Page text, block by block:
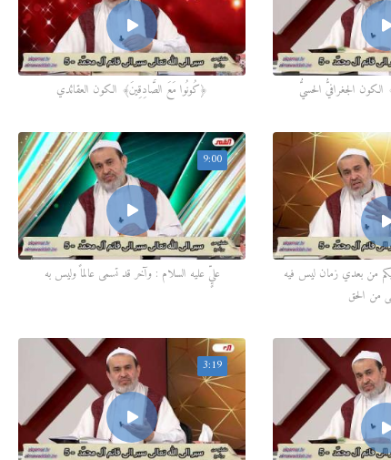
الجغرافيُّ الحسيُّ ﴿كُونُوا مَعَ الصَّادِقِينَ﴾ الكون العقائدي
من بعدي زمان ليس فيه
من الحق
9:00
عليٍّ عليه السلام : وآخر قد تسمى عالماً وليس به
3:19